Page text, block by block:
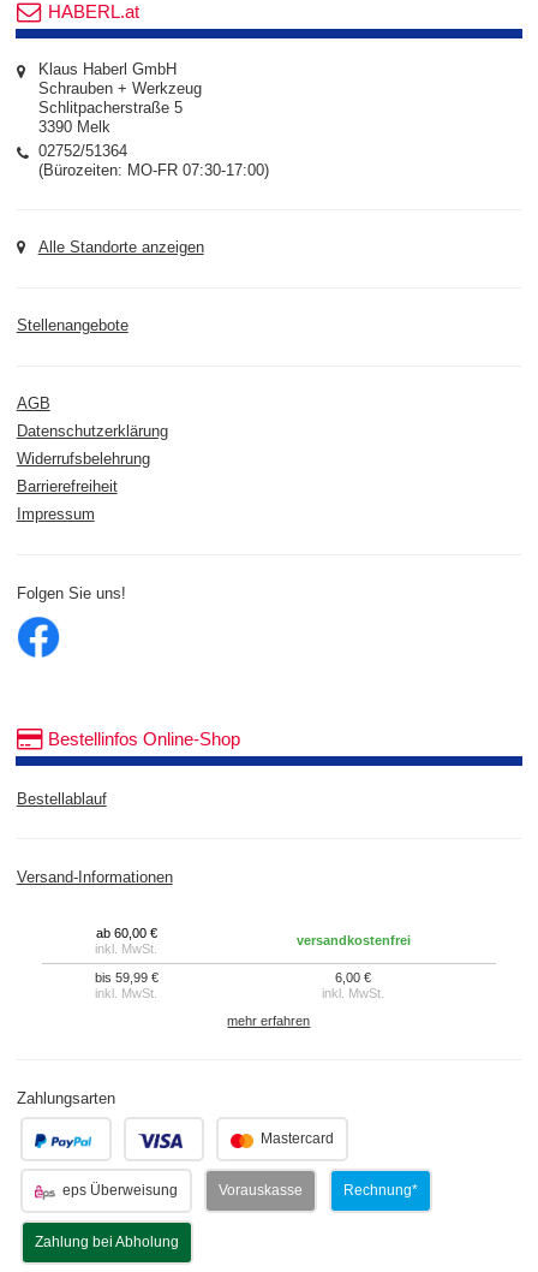
HABERL.at
Klaus Haberl GmbH
Schrauben + Werkzeug
Schlitpacherstraße 5
3390 Melk
02752/51364
(Bürozeiten: MO-FR 07:30-17:00)
Alle Standorte anzeigen
Stellenangebote
AGB
Datenschutzerklärung
Widerrufsbelehrung
Barrierefreiheit
Impressum
Folgen Sie uns!
Bestellinfos Online-Shop
Bestellablauf
Versand-Informationen
ab 60,00 €
inkl. MwSt.
versandkostenfrei
bis 59,99 €
inkl. MwSt.
6,00 €
inkl. MwSt.
mehr erfahren
Zahlungsarten
Mastercard
eps Überweisung Vorauskasse Rechnung*
Zahlung bei Abholung